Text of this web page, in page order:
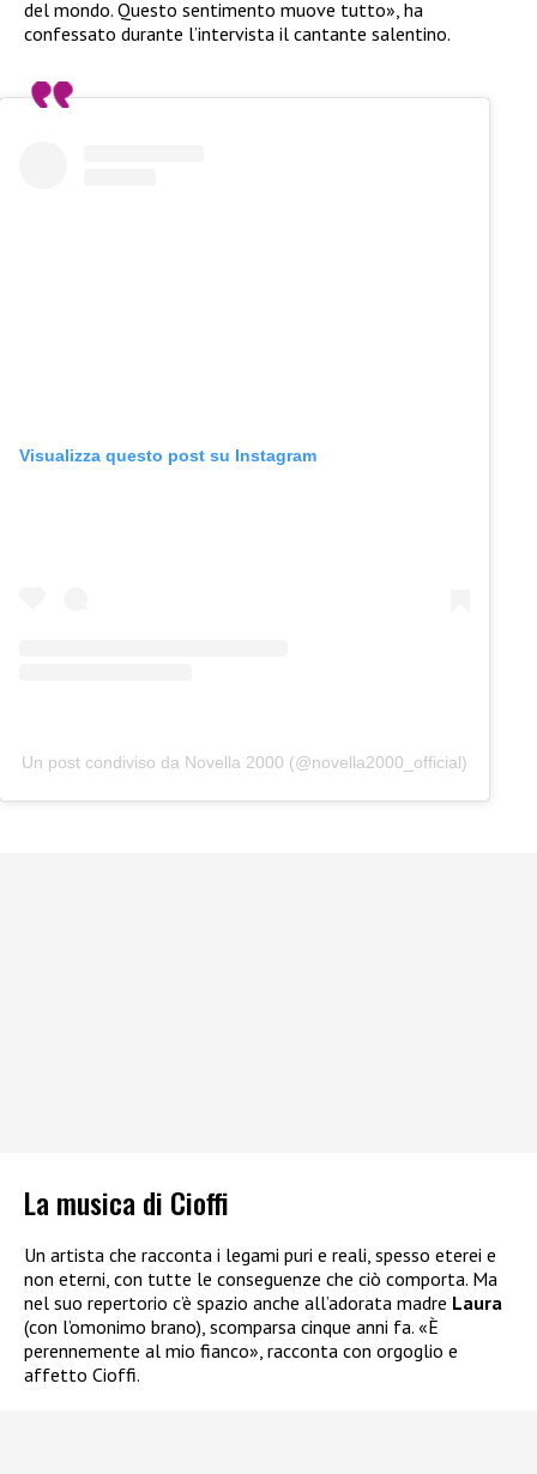
del mondo. Questo sentimento muove tutto», ha
confessato durante l’intervista il cantante salentino.
Visualizza questo post su Instagram
Un post condiviso da Novella 2000 (@novella2000_official)
La musica di Cioffi
Un artista che racconta i legami puri e reali, spesso eterei e
non eterni, con tutte le conseguenze che ciò comporta. Ma
nel suo repertorio c’è spazio anche all’adorata madre Laura
(con l’omonimo brano), scomparsa cinque anni fa. «È
perennemente al mio fianco», racconta con orgoglio e
affetto Cioffi.